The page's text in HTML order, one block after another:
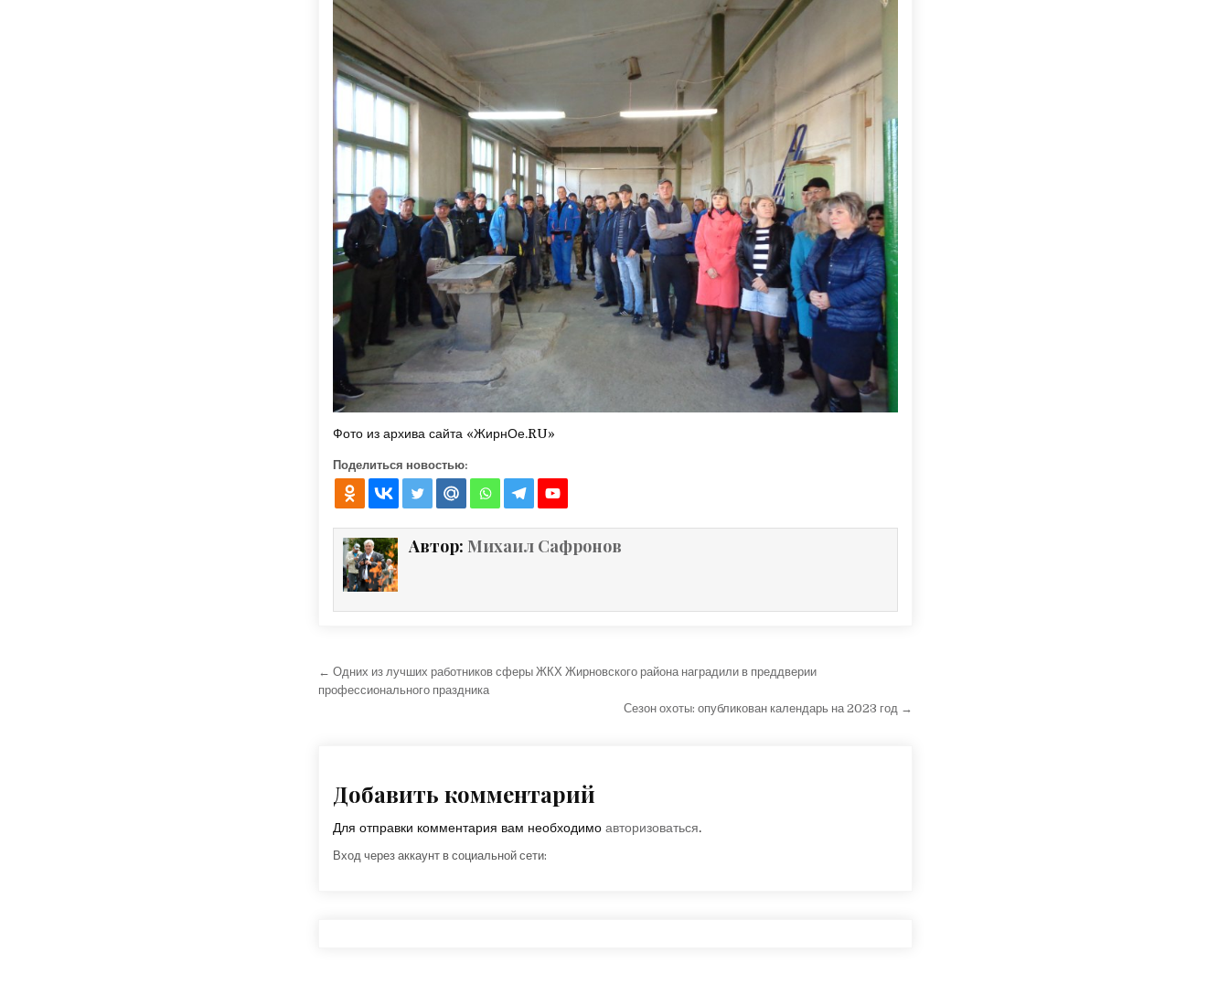
Фото из архива сайта «ЖирнОе.RU»
Поделиться новостью:
Автор: Михаил Сафронов
Навигация по записям
← Одних из лучших работников сферы ЖКХ Жирновского района наградили в преддверии
профессионального праздника
Сезон охоты: опубликован календарь на 2023 год →
Добавить комментарий
Для отправки комментария вам необходимоавторизоваться.
Вход через аккаунт в социальной сети: